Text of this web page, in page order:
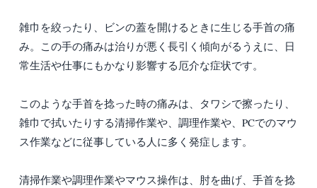
雑巾を絞ったり、ビンの蓋を開けるときに生じる手首の痛
み。この手の痛みは治りが悪く長引く傾向がるうえに、日
常生活や仕事にもかなり影響する厄介な症状です。
このような手首を捻った時の痛みは、タワシで擦ったり、
雑巾で拭いたりする清掃作業や、調理作業や、PCでのマウ
ス作業などに従事している人に多く発症します。
清掃作業や調理作業やマウス操作は、肘を曲げ、手首を捻